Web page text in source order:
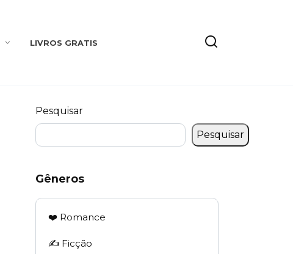
LIVROS GRATIS
Pesquisar
Pesquisar
Gêneros
❤️ Romance
✍️ Ficção